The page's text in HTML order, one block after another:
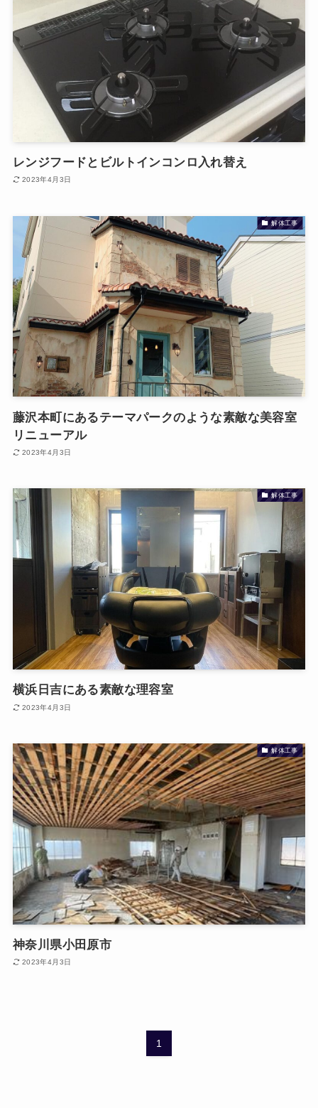
レンジフードとビルトインコンロ入れ替え
2023年4月3日
解体工事
藤沢本町にあるテーマパークのような素敵な美容室
リニューアル
2023年4月3日
解体工事
横浜日吉にある素敵な理容室
2023年4月3日
解体工事
神奈川県小田原市
2023年4月3日
1